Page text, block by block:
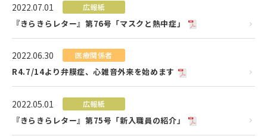
2022.07.01 広報紙
『きらきらレター』第76号「マスクと熱中症」
2022.06.30 医療関係者
R4.7/14より弁膜症、心雑音外来を始めます
2022.05.01 広報紙
『きらきらレター』第75号「新入職員の紹介」